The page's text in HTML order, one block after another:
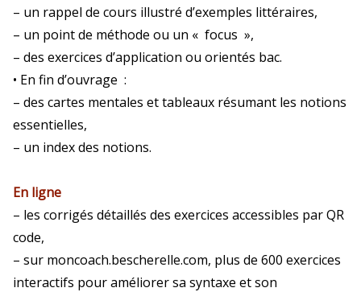
– un rappel de cours illustré d’exemples littéraires,
– un point de méthode ou un « focus »,
– des exercices d’application ou orientés bac.
• En fin d’ouvrage :
– des cartes mentales et tableaux résumant les notions
essentielles,
– un index des notions.
En ligne
– les corrigés détaillés des exercices accessibles par QR
code,
– sur moncoach.bescherelle.com, plus de 600 exercices
interactifs pour améliorer sa syntaxe et son